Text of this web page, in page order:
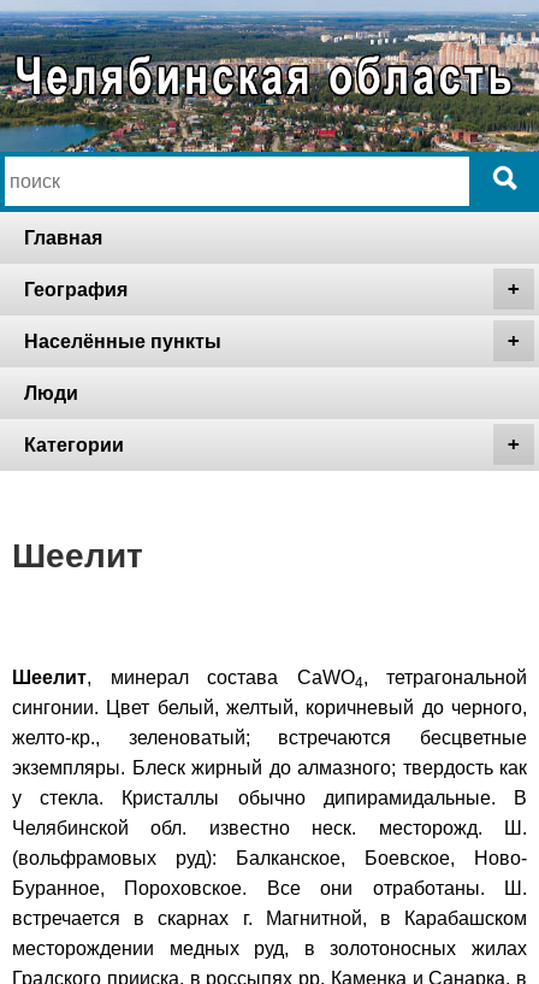
Главная
География
Населённые пункты
Люди
Категории
Шеелит
Шеелит, минерал состава CaWO4, тетрагональной
сингонии. Цвет белый, желтый, коричневый до черного,
желто-кр., зеленоватый; встречаются бесцветные
экземпляры. Блеск жирный до алмазного; твердость как
у стекла. Кристаллы обычно дипирамидальные. В
Челябинской обл. известно неск. месторожд. Ш.
(вольфрамовых руд): Балканское, Боевское, Ново-
Буранное, Пороховское. Все они отработаны. Ш.
встречается в скарнах г. Магнитной, в Карабашском
месторождении медных руд, в золотоносных жилах
Градского прииска, в россыпях рр. Каменка и Санарка, в